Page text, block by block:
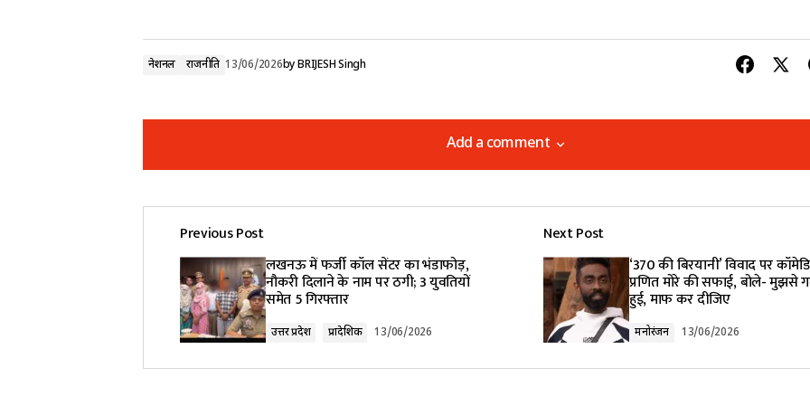
नेशनल राजनीति 13/06/2026byBRIJESH Singh
Add a comment
Add a comment
Your email address will not be published.Required fields are marked*
Comment*
Previous Post
लखनऊ में फर्जी कॉल सेंटर का भंडाफोड़,
नौकरी दिलाने के नाम पर ठगी; 3 युवतियों
समेत 5 गिरफ्तार
उत्तर प्रदेश प्रादेशिक 13/06/2026
Next Post
‘370 की बिरयानी’ विवाद पर
प्रणित मोरे की सफाई, बोले- मुझसे
हुई, माफ कर दीजिए
मनोरंजन 13/06/2026